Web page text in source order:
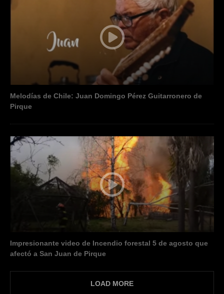
Melodías de Chile: Juan Domingo Pérez Guitarronero de
Pirque
Impresionante video de Incendio forestal 5 de agosto que
afectó a San Juan de Pirque
LOAD MORE